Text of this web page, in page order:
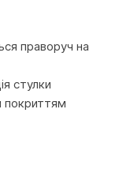
праворуч на
стулки
покриттям